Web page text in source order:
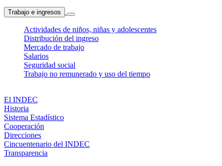
Trabajo e ingresos
Actividades de niños, niñas y adolescentes
Distribución del ingreso
Mercado de trabajo
Salarios
Seguridad social
Trabajo no remunerado y uso del tiempo
El INDEC
Historia
Sistema Estadístico
Cooperación
Direcciones
Cincuentenario del INDEC
Transparencia